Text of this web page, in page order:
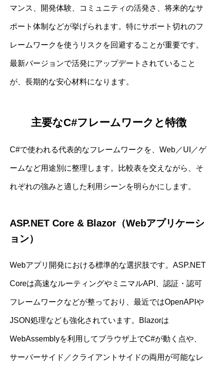
マンス、開発体験、コミュニティの活発さ、将来的なサ
ポート体制などが挙げられます。特にサポート切れのフ
レームワークを使うリスクを回避することが重要です。
最新バージョンで活発にアップデートされていること
が、長期的な安心材料になります。
主要なC#フレームワークと特徴
C#で使われる代表的なフレームワークを、Web／UI／ゲ
ームなど用途別に整理します。比較表を交えながら、そ
れぞれの強みと適した利用シーンを明らかにします。
ASP.NET Core & Blazor（Webアプリケーシ
ョン）
Webアプリ開発における標準的な選択肢です。ASP.NET
Coreは高速なルーティングやミニマルAPI、認証・認可
フレームワークなどが整っており、最近ではOpenAPIや
JSON処理なども強化されています。Blazorは
WebAssemblyを利用してブラウザ上でC#が動く点や、
サーバーサイド／クライアントサイドの両用が可能なレ